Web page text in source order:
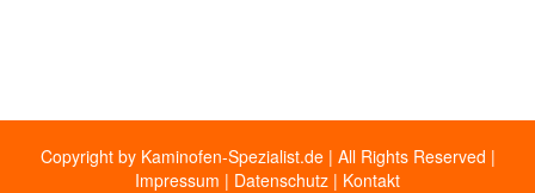
Copyright by Kaminofen-Spezialist.de | All Rights Reserved |
Impressum | Datenschutz | Kontakt